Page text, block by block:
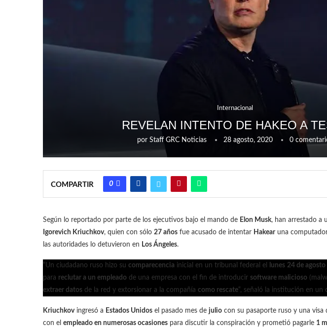
Internacional
REVELAN INTENTO DE HAKEO A
porStaff GRC Noticias 28 agosto, 2020 0
COMPARTIR 0
Según lo reportado por parte de los ejecutivos bajo el mando de Elon Musk, han arrestado a
Igorevich Kriuchkov, quien con sólo 27 años fue acusado de intentar Hakearuna
las autoridades lo detuvieron en Los Ángeles.
“Un ciudadano ruso hizo su comparecencia inicial en un tribunal federal el lunes 24 de agosto
para reclutar a un empleado de una empresa con el fin de introducir software malicioso
extraer datos de la red y extorsionar a la compañía como rescate“, señaló la institución en un
Kriuchkovingresó a Estados Unidos el pasado mes de julio con su pasaporte ruso y una
con el empleado en numerosas ocasiones para discutir la conspiración y prometió pagarle 1